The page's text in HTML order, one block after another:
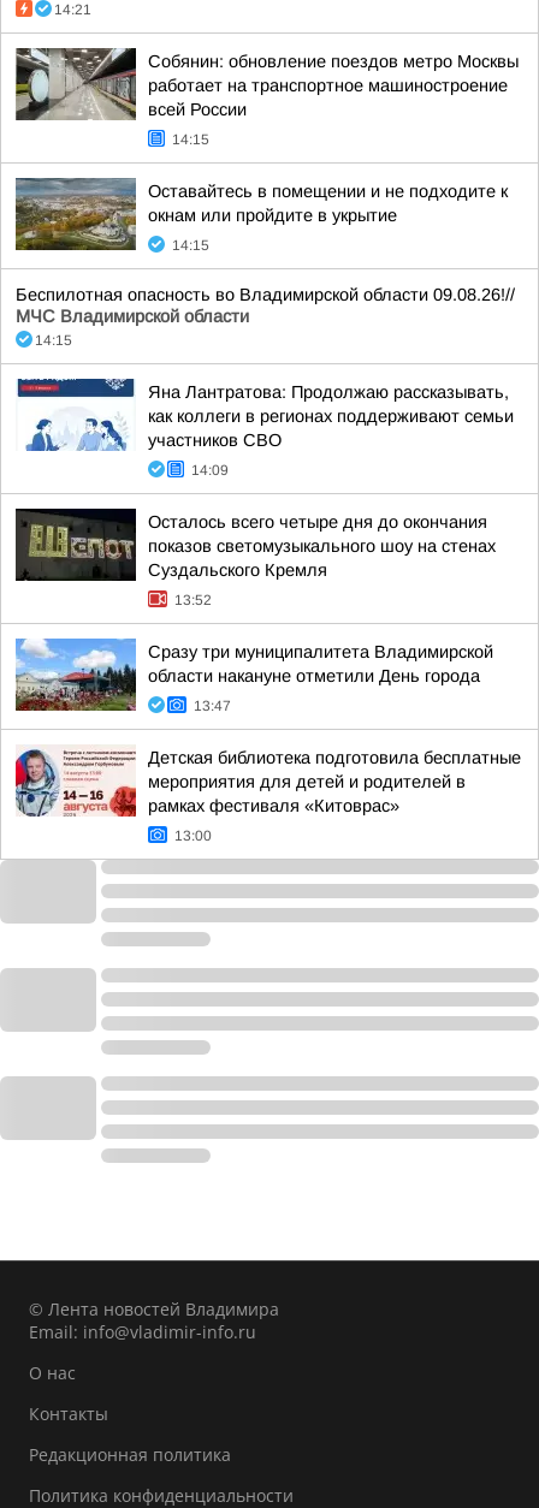
14:21
Собянин: обновление поездов метро Москвы
работает на транспортное машиностроение
всей России
14:15
Оставайтесь в помещении и не подходите к
окнам или пройдите в укрытие
14:15
Беспилотная опасность во Владимирской области 09.08.26!//
МЧС Владимирской области
14:15
Яна Лантратова: Продолжаю рассказывать,
как коллеги в регионах поддерживают семьи
участников СВО
14:09
Осталось всего четыре дня до окончания
показов светомузыкального шоу на стенах
Суздальского Кремля
13:52
Сразу три муниципалитета Владимирской
области накануне отметили День города
13:47
Детская библиотека подготовила бесплатные
мероприятия для детей и родителей в
рамках фестиваля «Китоврас»
13:00
© Лента новостей Владимира
Email: info@vladimir-info.ru
О нас
Контакты
Редакционная политика
Политика конфиденциальности